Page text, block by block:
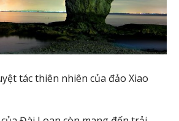
tác thiên nhiên của đảo Xiao